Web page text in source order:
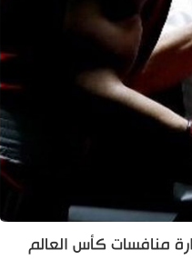
منافسات كأس العالم